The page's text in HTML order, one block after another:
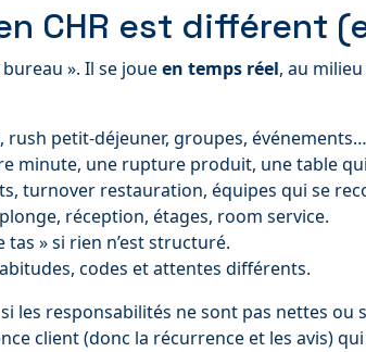
CHR est différent
». Il se joueen temps réel, au
rush petit-déjeuner, groupes, événements…
minute, une rupture produit, une table
turnover restauration, équipes qui se
réception, étages, room service.
tas » si rien n’est structuré.
codes et attentes différents.
les responsabilités ne sont pas nettes ou
client (donc la récurrence et les avis)